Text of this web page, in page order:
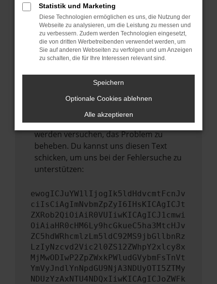
Stelle sicher, dass dein Browser und dein
Betriebssystem auf dem neuesten Stand
sind.
Veraltete Software birgt nicht nur ein
Sicherheitsrisiko, sondern kann auch dazu
führen, dass bestimmte Funktionen nicht
mehr unterstützt werden.
Wende dich an den Webseitenbetreiber.
Wenn du alle oben genannten Schritte
versucht hast, kontaktiere uns bitte. Wir
werden versuchen, das Problem zu
beheben. Du kannst uns diesen Text
schicken, um uns bei der Fehlersuche zu
unterstützen:
ewogICJuYW1lIjogIk5ldHdvcmtFcnJv
ciIsCiAgImNvbmZpZyI6IHsKICAgICJt
ZXRob2QiOiAiR0VUIiwKICAgICJ1cmwi
OiAiaHR0cHM6Ly9hcGkueC5ha3MtcHJv
ZC5hdWRhcmlzLm5ldC92MS9jbGllbnRz
LzIyNzcvd2Vic2l0ZS12ZWhpY2xlcy8x
MjMwODIwP2ZpZWxkPWludGVybmFsTnVt
YmVyJndlYnNpdGU9NjA3NDUyOTI5ZTMy
NDUzYzAxNTU4NDQxIiwKICAgICJoZWFk
Statistik und Marketing
Diese Technologien ermöglichen es uns, die Nutzung der
Webseite zu analysieren, um die Leistung zu messen und
zu verbessern. Zudem werden Technologien eingesetzt,
die von dritten Werbetreibenden verwendet werden, um
Sie auf anderen Webseiten zu verfolgen und um Anzeigen
zu schalten, die für Ihre Interessen relevant sind.
Speichern
Optionale Cookies ablehnen
Alle akzeptieren